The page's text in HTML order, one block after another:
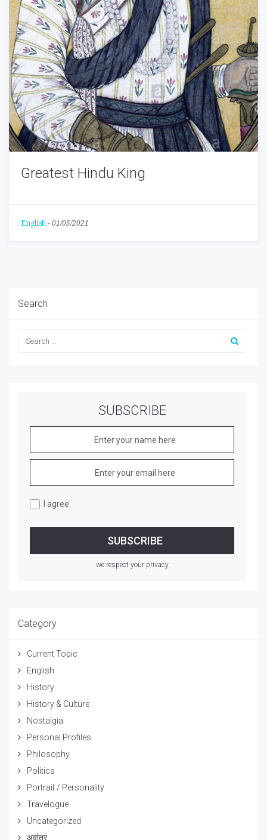
Greatest Hindu King
English - 01/05/2021
Search
SUBSCRIBE
I agree
we respect your privacy
Category
Current Topic
English
History
History & Culture
Nostalgia
Personal Profiles
Philosophy
Politics
Portrait / Personality
Travelogue
Uncategorized
अवांतर